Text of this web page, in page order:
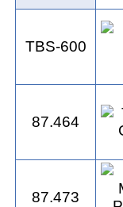
TBS-600
87.464
87.473